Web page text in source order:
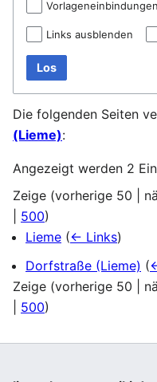
Links ausblenden
Los
Die folgenden Seiten
(Lieme):
Angezeigt werden 2
Zeige (vorherige 50
500)
Lieme (← Links)
Dorfstraße (Lieme) (
Zeige (vorherige 50
500)